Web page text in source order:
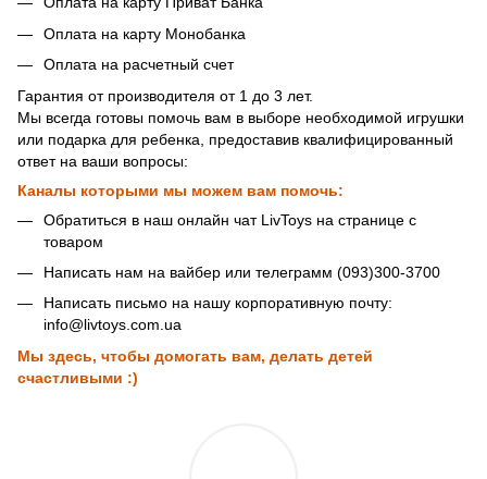
Оплата на карту Монобанка
Оплата на расчетный счет
Гарантия от производителя от 1 до 3 лет.
Мы всегда готовы помочь вам в выборе необходимой игрушки
или подарка для ребенка, предоставив квалифицированный
ответ на ваши вопросы:
Каналы которыми мы можем вам помочь:
Обратиться в наш онлайн чат LivToys на странице с
товаром
Написать нам на вайбер или телеграмм (093)300-3700
Написать письмо на нашу корпоративную почту:
info@livtoys.com.ua
Мы здесь, чтобы домогать вам, делать детей
счастливыми :)